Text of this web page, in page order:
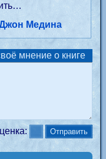
Медина
мнение о книге